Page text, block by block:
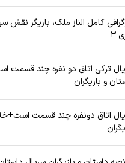
کامل الناز ملک، بازیگر نقش
۳
ترکی اتاق دو نفره چند قسمت
و بازیگران
اتاق دونفره چند قسمت